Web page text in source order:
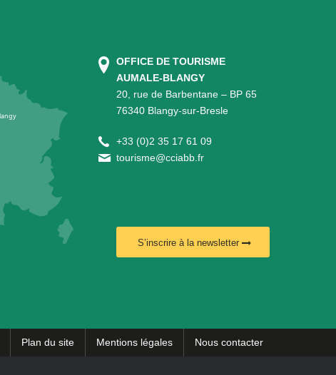
OFFICE DE TOURISME
AUMALE-BLANGY
20, rue de Barbentane – BP 65
76340 Blangy-sur-Bresle
+33 (0)2 35 17 61 09
tourisme@cciabb.fr
S’inscrire à la newsletter
Plan du site Mentions légales Nous contacter